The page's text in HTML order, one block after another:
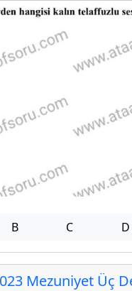
B C D
Mezuniyet Üç